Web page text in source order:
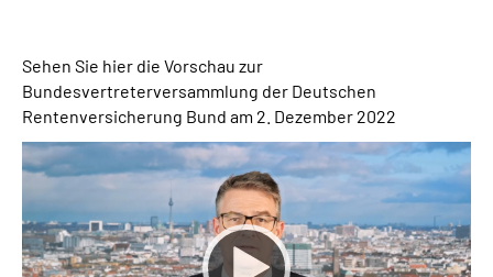
Über uns & Presse
Online-Services
Suche
Language
Sehen Sie hier die Vorschau zur
Bundesvertreterversammlung der Deutschen
Rentenversicherung Bund am 2. Dezember 2022